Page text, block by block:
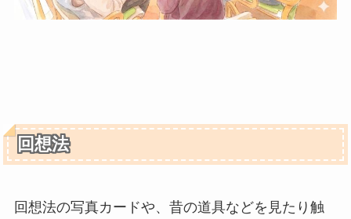
回想法
回想法の写真カードや、昔の道具などを見たり触